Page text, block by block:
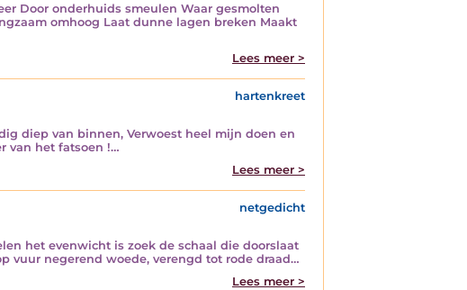
Door onderhuids smeulen Waar gesmolten
omhoog Laat dunne lagen breken Maakt
Lees meer >
hartenkreet
diep van binnen, Verwoest heel mijn doen en
van het fatsoen !…
Lees meer >
netgedicht
het evenwicht is zoek de schaal die doorslaat
vuur negerend woede, verengd tot rode draad…
Lees meer >